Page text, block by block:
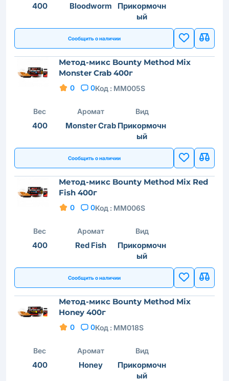
400 Bloodworm
Прикормочн
ый
Сообщить о наличии
Метод-микс Bounty Method Mix
Monster Crab 400г
0 0Код : MM005S
Вес
400
Аромат
Monster Crab
Вид
Прикормочн
ый
Сообщить о наличии
Метод-микс Bounty Method Mix Red
Fish 400г
0 0Код : MM006S
Вес
400
Аромат
Red Fish
Вид
Прикормочн
ый
Сообщить о наличии
Метод-микс Bounty Method Mix
Honey 400г
0 0Код : MM018S
Вес
400
Аромат
Honey
Вид
Прикормочн
ый